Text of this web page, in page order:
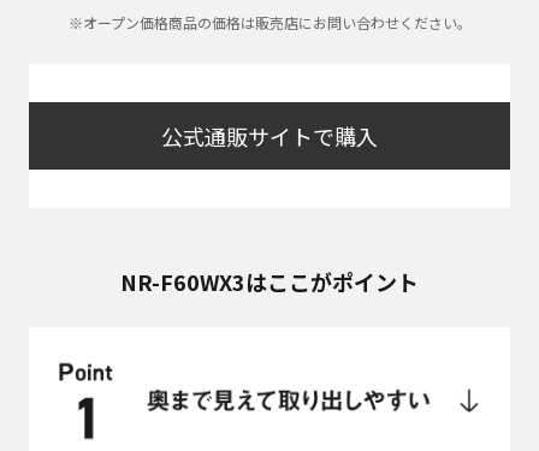
※オープン価格商品の価格は販売店にお問い合わせください。
公式通販サイトで購入
NR-F60WX3はここがポイント